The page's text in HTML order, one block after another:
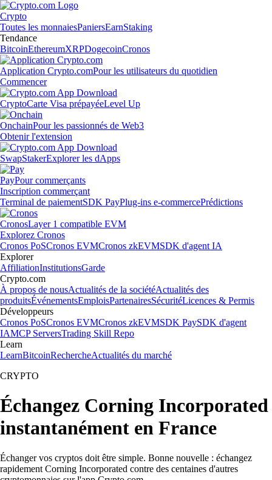
Crypto
Toutes les monnaiesPaniersEarnStaking
Tendance
BitcoinEthereumXRPDogecoinCronos
Application Crypto.comPour les utilisateurs du quotidien
Commencer
CryptoCarte Visa prépayéeLevel Up
OnchainPour les passionnés de Web3
Obtenir l'extension
SwapStakerExplorer les dApps
PayPour commerçants
Inscription commerçant
Terminal de paiementSDK PayPlug-ins e-commercePrédictions
CronosLayer 1 compatible EVM
Explorez Cronos
Cronos PoSCronos EVMCronos zkEVMSDK d'agent IA
Explorer
AffiliationInstitutionsGarde
Crypto.com
À propos de nousActualités de la sociétéActualités des
produitsÉvénementsEmploisPartenairesSécuritéLicences & Permis
Développeurs
Cronos PoSCronos EVMCronos zkEVMSDK PaySDK d'agent
IAMCP ServersTrading Skill Repo
Learn
LearnBitcoinRechercheActualités du marché
CRYPTO
Échangez Corning Incorporated
instantanément en France
Échanger vos cryptos doit être simple. Bonne nouvelle : échangez
rapidement Corning Incorporated contre des centaines d'autres